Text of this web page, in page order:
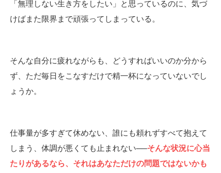
「無理しない生き方をしたい」と思っているのに、気づ
けばまた限界まで頑張ってしまっている。
そんな自分に疲れながらも、どうすればいいのか分から
ず、ただ毎日をこなすだけで精一杯になっていないでし
ょうか。
仕事量が多すぎて休めない、誰にも頼れずすべて抱えて
しまう、体調が悪くても止まれない──そんな状況に心当
たりがあるなら、それはあなただけの問題ではないかも